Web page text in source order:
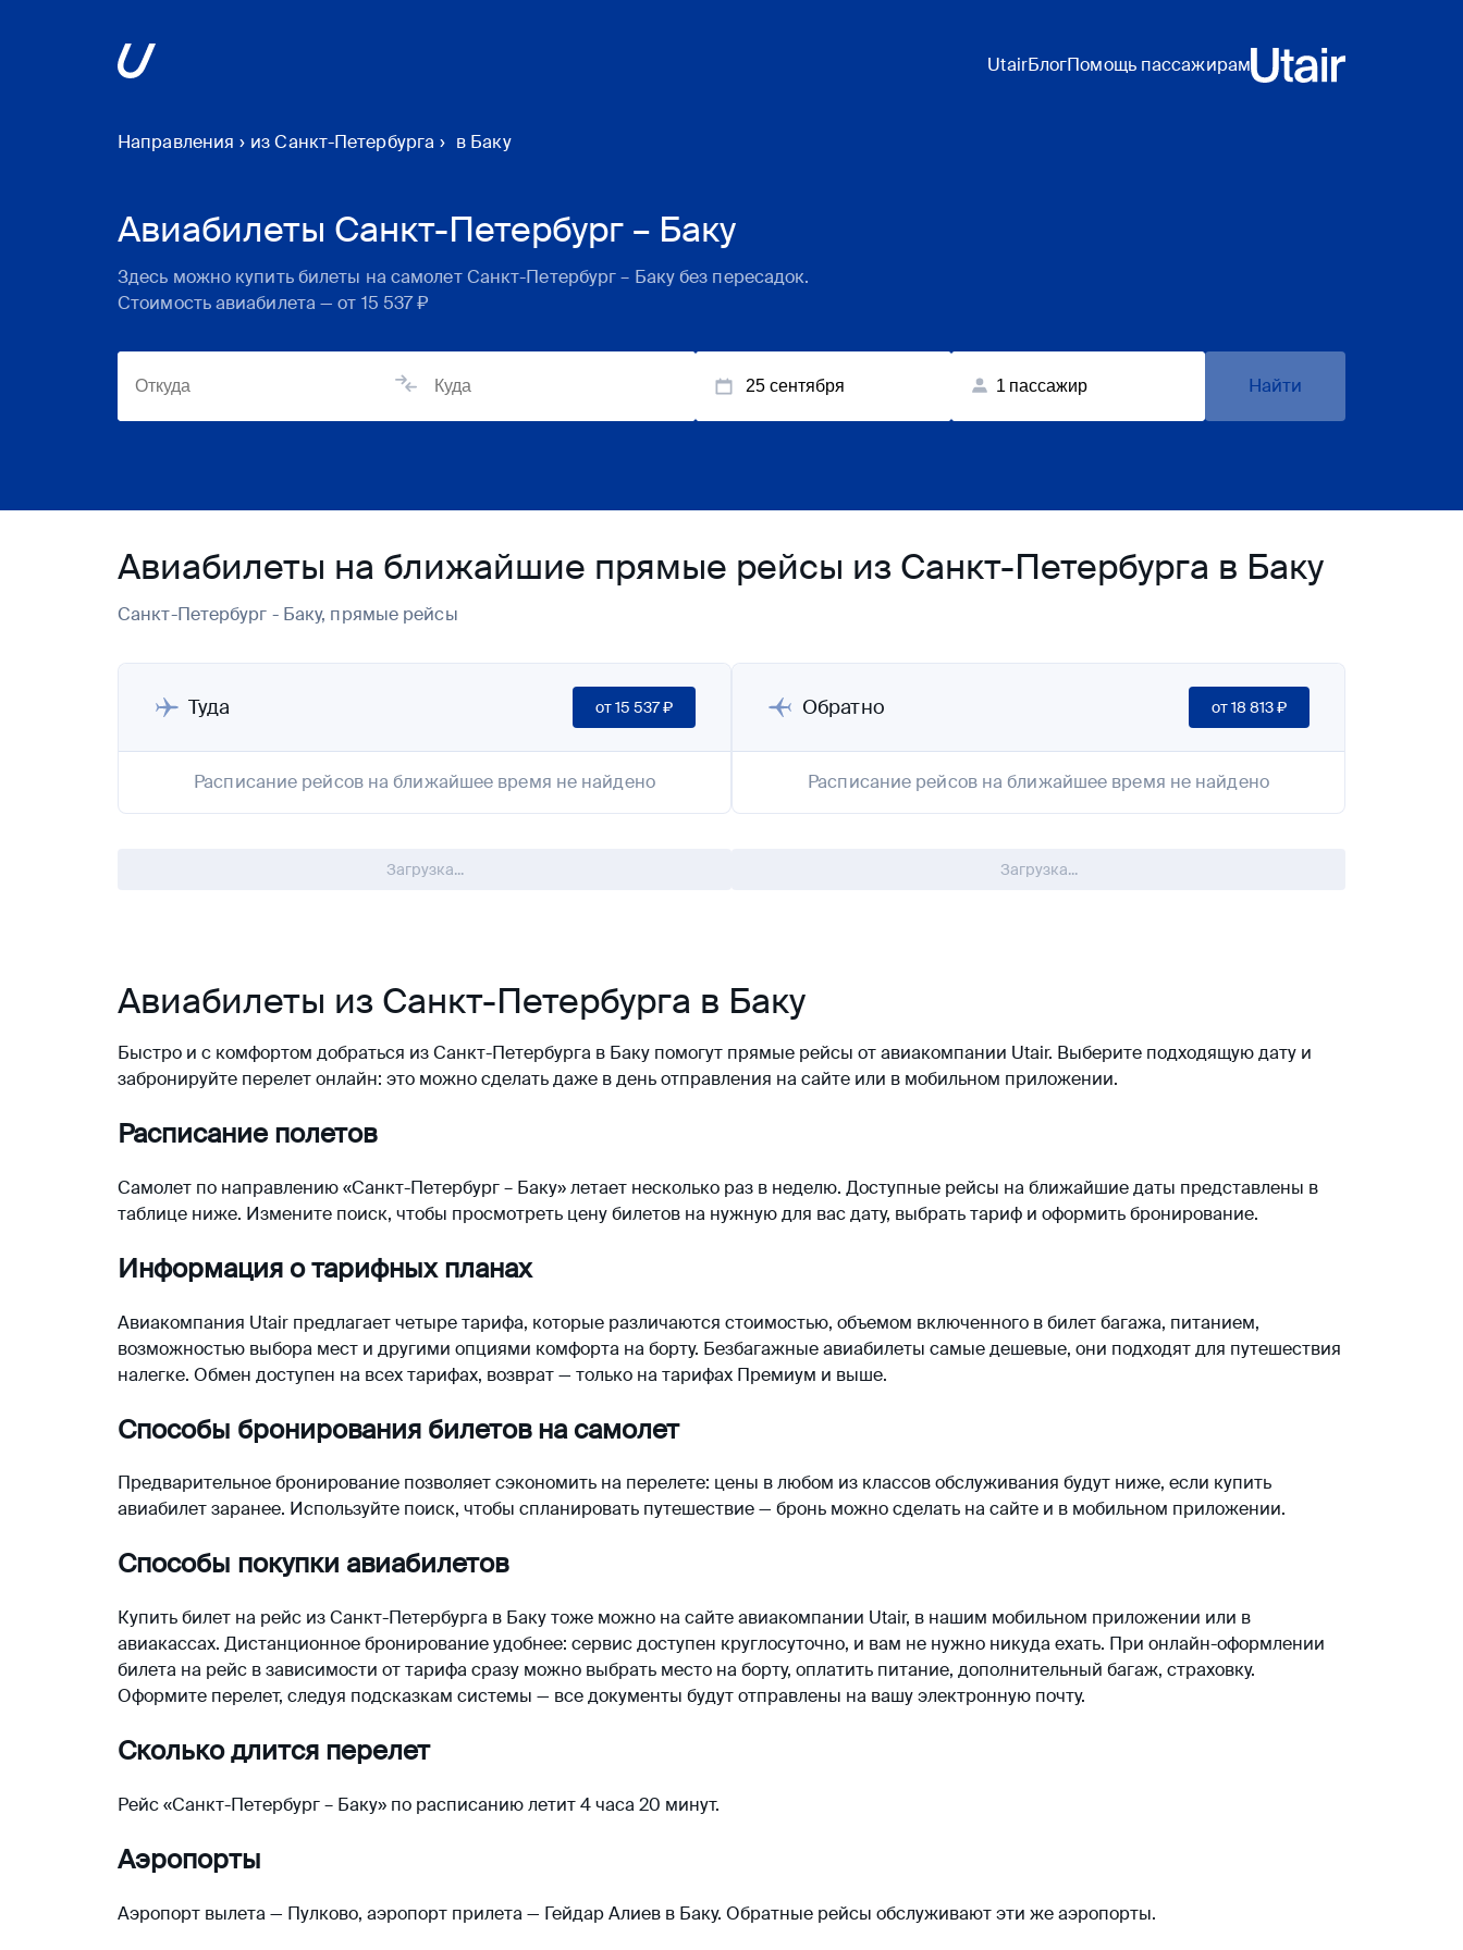
UtairБлогПомощь пассажирам
Направления › из Санкт-Петербурга › в Баку
Авиабилеты Санкт-Петербург – Баку
Здесь можно купить билеты на самолетСанкт-Петербург– Бакубез пересадок.
Стоимость авиабилета — от 15 537 ₽
25 сентября 1 пассажир Найти
Авиабилеты на ближайшие прямые рейсы из Санкт-Петербурга в Баку
Санкт-Петербург - Баку, прямые рейсы
Туда от15 537 ₽
Расписание рейсов на ближайшее время не найдено
Загрузка...
Обратно от18 813 ₽
Расписание рейсов на ближайшее время не найдено
Загрузка...
Авиабилеты из Санкт-Петербурга в Баку
Быстро и с комфортом добраться из Санкт-Петербурга в Баку помогут прямые рейсы от авиакомпании Utair. Выберите подходящую дату и
забронируйте перелет онлайн: это можно сделать даже в день отправления на сайте или в мобильном приложении.
Расписание полетов
Самолет по направлению «Санкт-Петербург – Баку» летает несколько раз в неделю. Доступные рейсы на ближайшие даты представлены в
таблице ниже. Измените поиск, чтобы просмотреть цену билетов на нужную для вас дату, выбрать тариф и оформить бронирование.
Информация о тарифных планах
Авиакомпания Utair предлагает четыре тарифа, которые различаются стоимостью, объемом включенного в билет багажа, питанием,
возможностью выбора мест и другими опциями комфорта на борту. Безбагажные авиабилеты самые дешевые, они подходят для путешествия
налегке. Обмен доступен на всех тарифах, возврат — только на тарифах Премиум и выше.
Способы бронирования билетов на самолет
Предварительное бронирование позволяет сэкономить на перелете: цены в любом из классов обслуживания будут ниже, если купить
авиабилет заранее. Используйте поиск, чтобы спланировать путешествие — бронь можно сделать на сайте и в мобильном приложении.
Способы покупки авиабилетов
Купить билет на рейс из Санкт-Петербурга в Баку тоже можно на сайте авиакомпании Utair, в нашим мобильном приложении или в
авиакассах. Дистанционное бронирование удобнее: сервис доступен круглосуточно, и вам не нужно никуда ехать. При онлайн-оформлении
билета на рейс в зависимости от тарифа сразу можно выбрать место на борту, оплатить питание, дополнительный багаж, страховку.
Оформите перелет, следуя подсказкам системы — все документы будут отправлены на вашу электронную почту.
Сколько длится перелет
Рейс «Санкт-Петербург – Баку» по расписанию летит 4 часа 20 минут.
Аэропорты
Аэропорт вылета — Пулково, аэропорт прилета — Гейдар Алиев в Баку. Обратные рейсы обслуживают эти же аэропорты.